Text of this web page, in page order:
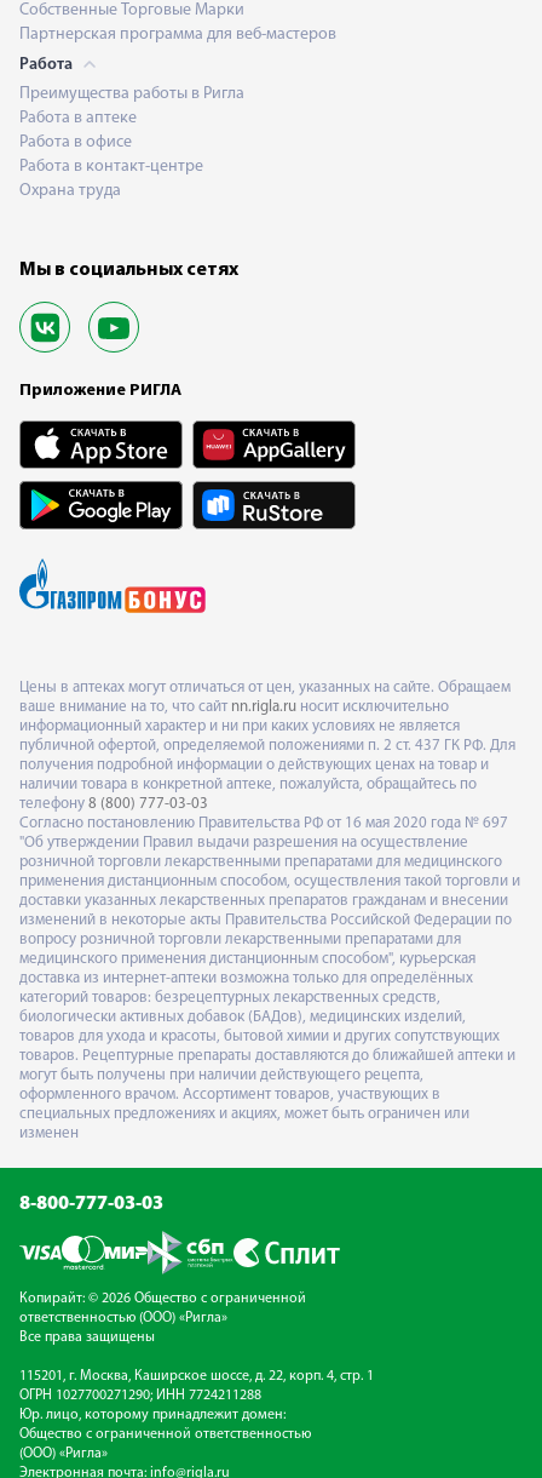
Собственные Торговые Марки
Партнерская программа для веб-мастеров
Работа
Преимущества работы в Ригла
Работа в аптеке
Работа в офисе
Работа в контакт-центре
Охрана труда
Мы в социальных сетях
Приложение РИГЛА
Цены в аптеках могут отличаться от цен, указанных на сайте. Обращаем
ваше внимание на то, что сайт nn.rigla.ru носит исключительно
информационный характер и ни при каких условиях не является
публичной офертой, определяемой положениями п. 2 ст. 437 ГК РФ. Для
получения подробной информации о действующих ценах на товар и
наличии товара в конкретной аптеке, пожалуйста, обращайтесь по
телефону 8 (800) 777-03-03
Согласно постановлению Правительства РФ от 16 мая 2020 года № 697
"Об утверждении Правил выдачи разрешения на осуществление
розничной торговли лекарственными препаратами для медицинского
применения дистанционным способом, осуществления такой торговли и
доставки указанных лекарственных препаратов гражданам и внесении
изменений в некоторые акты Правительства Российской Федерации по
вопросу розничной торговли лекарственными препаратами для
медицинского применения дистанционным способом", курьерская
доставка из интернет-аптеки возможна только для определённых
категорий товаров: безрецептурных лекарственных средств,
биологически активных добавок (БАДов), медицинских изделий,
товаров для ухода и красоты, бытовой химии и других сопутствующих
товаров. Рецептурные препараты доставляются до ближайшей аптеки и
могут быть получены при наличии действующего рецепта,
оформленного врачом. Ассортимент товаров, участвующих в
специальных предложениях и акциях, может быть ограничен или
изменен
8-800-777-03-03
Копирайт: © 2026 Общество с ограниченной
ответственностью (ООО) «Ригла»
Все права защищены
115201, г. Москва, Каширское шоссе, д. 22, корп. 4, стр. 1
ОГРН 1027700271290; ИНН 7724211288
Юр. лицо, которому принадлежит домен:
Общество с ограниченной ответственностью
(ООО) «Ригла»
Электронная почта: info@rigla.ru